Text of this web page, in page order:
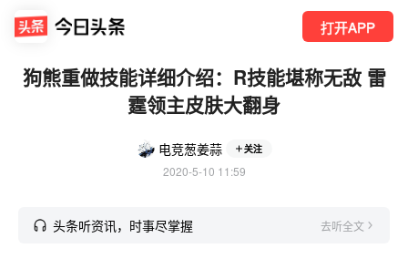
打开APP
狗熊重做技能详细介绍：R技能堪称无敌 雷
霆领主皮肤大翻身
电竞葱姜蒜 关注
2020-5-10 11:59
头条听资讯，时事尽掌握 去听全文